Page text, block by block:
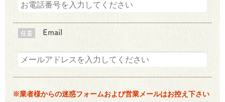
任意 Email
※業者様からの迷惑フォームおよび営業メールはお控え下さい